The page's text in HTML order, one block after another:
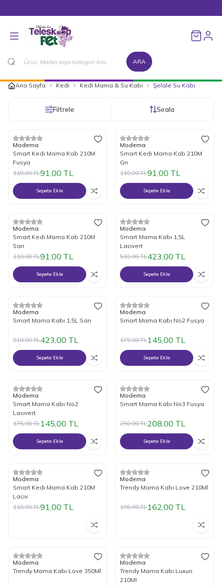
ARA
Ana Sayfa Kedi Kedi Mama & Su Kabı Şelale Su Kabı
Filtrele Sırala
%17İndirim
Moderna
Smart Kedı Mama Kab 210M
Fusya
110,00TL91,00 TL
Sepete Ekle
%17İndirim
Moderna
Smart Kedı Mama Kab 210M
Grı
110,00TL91,00 TL
Sepete Ekle
%17İndirim
Moderna
Smart Kedı Mama Kab 210M
Sarı
110,00TL91,00 TL
Sepete Ekle
%17İndirim
Moderna
Smart Mama Kabı 1,5L
Lacıvert
510,00TL423,00 TL
Sepete Ekle
%17İndirim
Moderna
Smart Mama Kabı 1,5L Sarı
510,00TL423,00 TL
Sepete Ekle
%17İndirim
Moderna
Smart Mama Kabı No2 Fusya
175,00TL145,00 TL
Sepete Ekle
%17İndirim
Moderna
Smart Mama Kabı No2
Lacıvert
175,00TL145,00 TL
Sepete Ekle
%17İndirim
Moderna
Smart Mama Kabı No3 Fusya
250,00TL208,00 TL
Sepete Ekle
%17İndirim
Moderna
Smart Kedı Mama Kab 210M
Lacıv
110,00TL91,00 TL
%17İndirim
Moderna
Trendy Mama Kabı Love 210Ml
195,00TL162,00 TL
%17İndirim
Moderna
Trendy Mama Kabı Love 350Ml
%17İndirim
Moderna
Trendy Mama Kabı Luxurı.
210Ml